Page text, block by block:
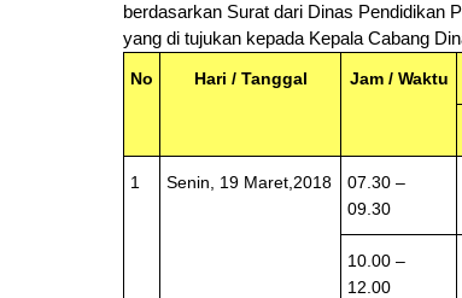
berdasarkan Surat dari Dinas Pendidikan
yang di tujukan kepada Kepala Cabang
No Hari / Tanggal Jam / Waktu
1 Senin, 19 Maret,2018
07.30 –
09.30
10.00 –
12.00